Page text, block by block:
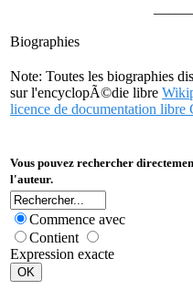
Biographies
Note: Toutes les biographies
sur l'encyclopÃ©die libre
licence de documentation libre
Vous pouvez rechercher
l'auteur.
Commence avec
Contient
Expression exacte